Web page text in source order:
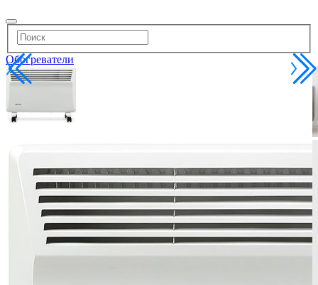
Обогреватели